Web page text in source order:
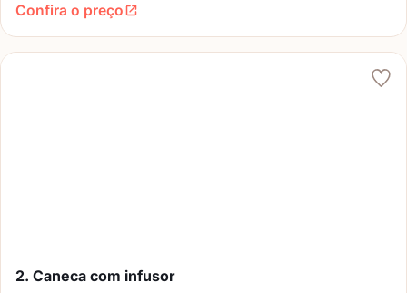
de xícaras e uma chaleira também é uma boa pedida.
Confira o preço
2. Caneca com infusor